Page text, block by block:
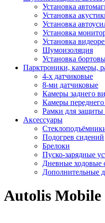
Установка
Установка
Установка
Установка
Установка
Шумоизоляция
Установка
Парктроники, камеры,
4-х датчиковые
8-ми датчиковые
Камеры заднего
Камеры переднего
Рамки для защиты
Аксессуары
Подогрев сидений
Брелоки
Пуско-зарядные
Дневные ходовые
Дополнительные
Autolis Mobile